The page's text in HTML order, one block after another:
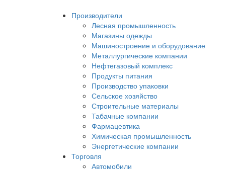
Производители
Лесная промышленность
Магазины одежды
Машиностроение и оборудование
Металлургические компании
Нефтегазовый комплекс
Продукты питания
Производство упаковки
Сельское хозяйство
Строительные материалы
Табачные компании
Фармацевтика
Химическая промышленность
Энергетические компании
Торговля
Автомобили